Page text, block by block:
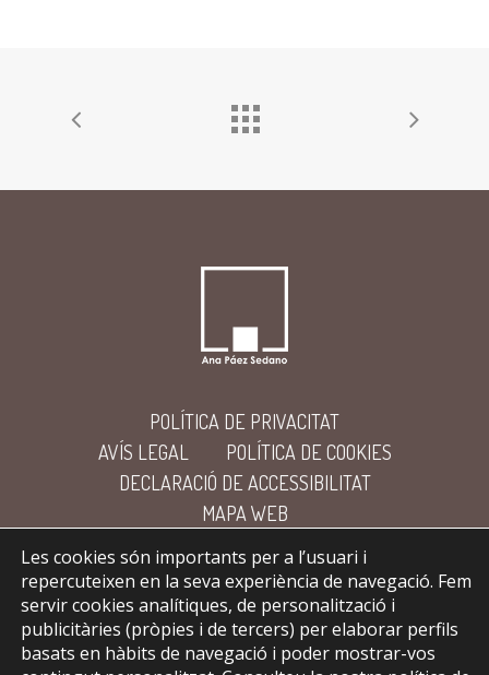
POLÍTICA DE PRIVACITAT
AVÍS LEGAL
POLÍTICA DE COOKIES
DECLARACIÓ DE ACCESSIBILITAT
MAPA WEB
Les cookies són importants per a l’usuari i
repercuteixen en la seva experiència de navegació. Fem
servir cookies analítiques, de personalització i
publicitàries (pròpies i de tercers) per elaborar perfils
basats en hàbits de navegació i poder mostrar-vos